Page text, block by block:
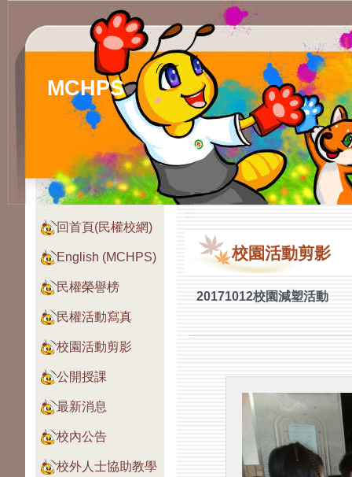
MCHPS
:::
回首頁(民權校網)
English (MCHPS)
民權榮譽榜
民權活動寫真
校園活動剪影
公開授課
最新消息
校內公告
校外人士協助教學
:::
校園活動剪影
20171012校園減塑活動